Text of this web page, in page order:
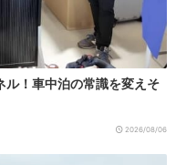
ル！車中泊の常識を変えそ
2026/08/06